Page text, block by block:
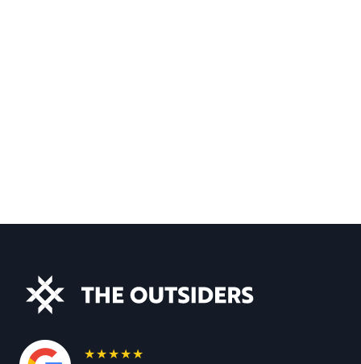
★★★★★